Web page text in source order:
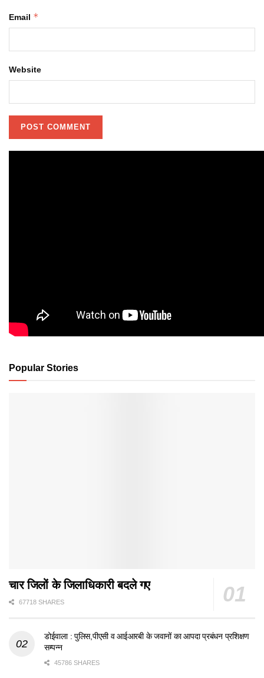
Email *
Website
Popular Stories
चार जिलों के जिलाधिकारी बदले गए
67718 SHARES
डोईवाला : पुलिस,पीएसी व आईआरबी के जवानों का आपदा प्रबंधन प्रशिक्षण
सम्पन्न
45786 SHARES